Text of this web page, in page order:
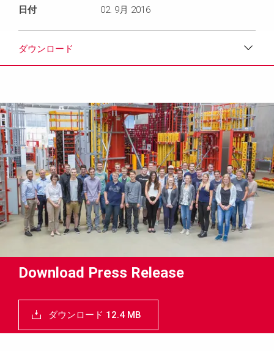
日付 02. 9月 2016
ダウンロード
メディア
プレスリリース
コンタクト
Download Press Release
ダウンロード 12.4 MB